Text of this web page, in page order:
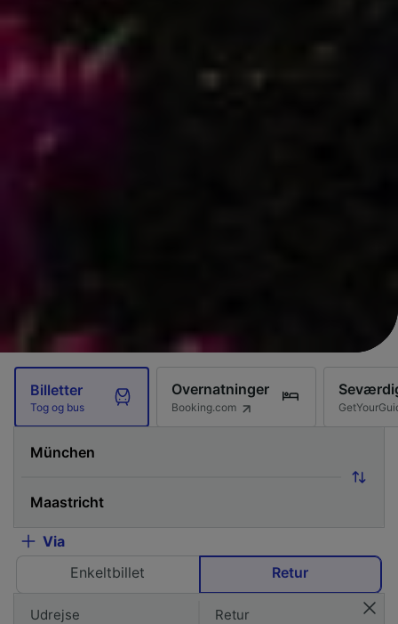
Billetter
Tog og bus
Overnatninger
Booking.com
Via
Enkeltbillet
Retur
Udrejse Retur